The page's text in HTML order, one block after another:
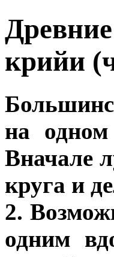
крийи
на
Вначале
круга и
2.
одним